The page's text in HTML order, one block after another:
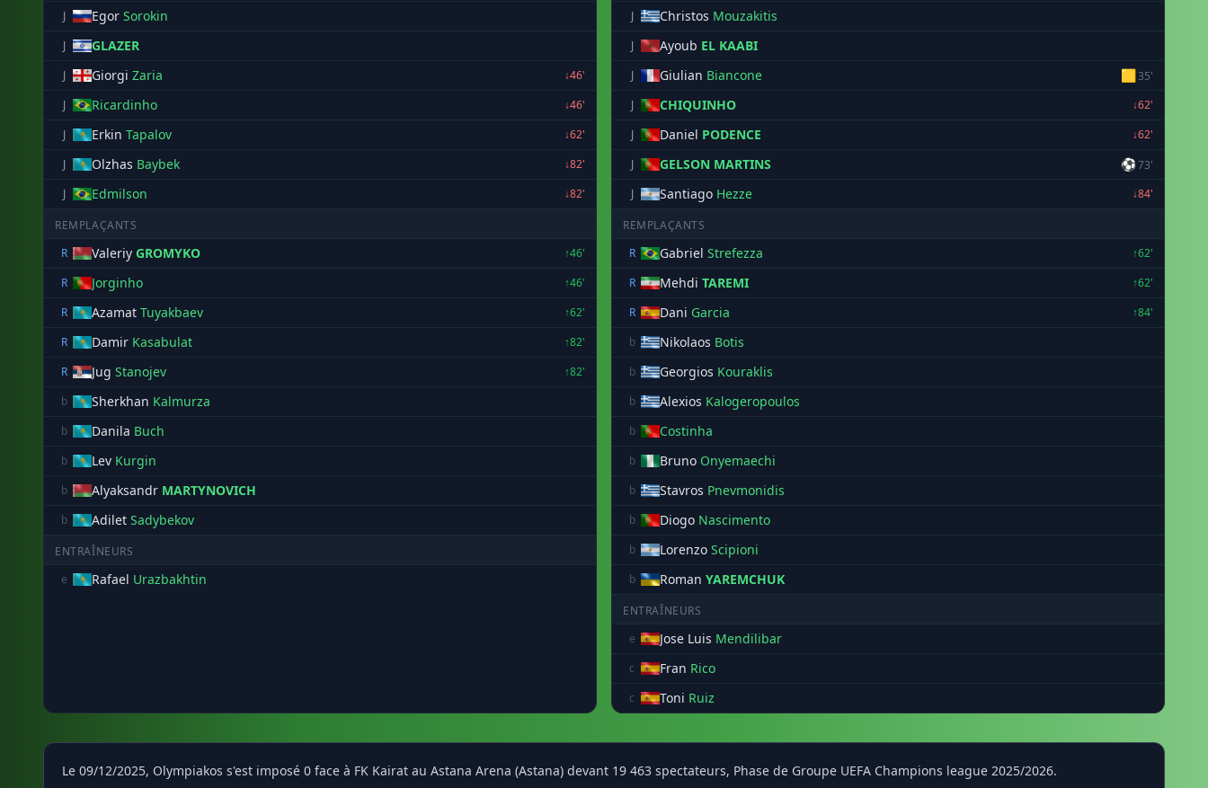
J Egor Sorokin
J GLAZER
J Giorgi Zaria
↓46'
J
Ricardinho
↓46'
J
Erkin Tapalov
↓62'
J
Olzhas Baybek
↓82'
J
Edmilson ↓82'
REMPLAÇANTS
R
Valeriy GROMYKO
↑46'
R
Jorginho
↑46'
R
Azamat Tuyakbaev
↑62'
R
Damir Kasabulat
↑82'
R
Jug Stanojev
↑82'
b
Sherkhan Kalmurza
b Danila Buch
b Lev Kurgin
b Alyaksandr MARTYNOVICH
b Adilet Sadybekov
ENTRAÎNEURS
e
Rafael Urazbakhtin
J Christos Mouzakitis
J Ayoub EL KAABI
J Giulian Biancone 🟨35'
J
CHIQUINHO
↓62'
J
Daniel PODENCE
↓62'
J
GELSON MARTINS ⚽73'
J
Santiago Hezze ↓84'
REMPLAÇANTS
R
Gabriel Strefezza
↑62'
R
Mehdi TAREMI
↑62'
R
Dani Garcia
↑84'
b
Nikolaos Botis
b Georgios Kouraklis
b Alexios Kalogeropoulos
b Costinha
b Bruno Onyemaechi
b Stavros Pnevmonidis
b Diogo Nascimento
b Lorenzo Scipioni
b Roman YAREMCHUK
ENTRAÎNEURS
e
Jose Luis Mendilibar
c Fran Rico
c Toni Ruiz
Le 09/12/2025, Olympiakos s'est imposé 0 face à FK Kairat au Astana Arena (Astana) devant 19 463 spectateurs, Phase de Groupe UEFA Champions league 2025/2026.